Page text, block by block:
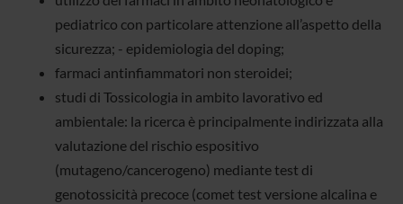
pediatrico con particolare attenzione all’aspetto della
sicurezza; - epidemiologia del doping;
farmaci antinfiammatori non steroidei;
studi di Tossicologia in ambito lavorativo ed
ambientale: la ricerca è principalmente indirizzata alla
valutazione del rischio espositivo
(mutageno/cancerogeno) mediante test di
genotossicità precoce (comet test versione alcalina e